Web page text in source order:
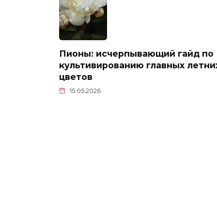
Пионы: исчерпывающий гайд по
культивированию главных
цветов
15.05.2026